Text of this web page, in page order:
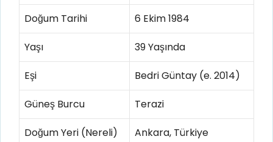
Doğum Tarihi 6 Ekim 1984
Yaşı 39 Yaşında
Eşi Bedri Güntay (e. 2014)
Güneş Burcu Terazi
Doğum Yeri (Nereli) Ankara, Türkiye